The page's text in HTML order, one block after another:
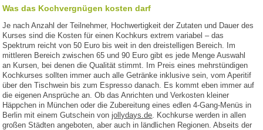
Was das Kochvergnügen kosten darf
Je nach Anzahl der Teilnehmer, Hochwertigkeit der Zutaten und Dauer des
Kurses sind die Kosten für einen Kochkurs extrem variabel – das
Spektrum reicht von 50 Euro bis weit in den dreistelligen Bereich. Im
mittleren Bereich zwischen 65 und 90 Euro gibt es jede Menge Auswahl
an Kursen, bei denen die Qualität stimmt. Im Preis eines mehrstündigen
Kochkurses sollten immer auch alle Getränke inklusive sein, vom Aperitif
über den Tischwein bis zum Espresso danach. Es kommt eben immer auf
die eigenen Ansprüche an. Ob das Anrichten und Verkosten kleiner
Häppchen in München oder die Zubereitung eines edlen 4-Gang-Menüs in
Berlin mit einem Gutschein vonjollydays.de. Kochkurse werden in allen
großen Städten angeboten, aber auch in ländlichen Regionen. Abseits der